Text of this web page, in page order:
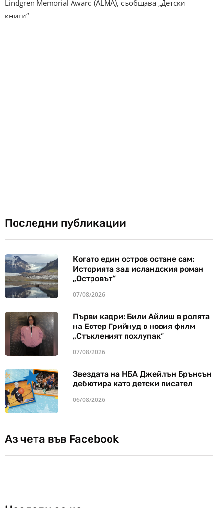
Lindgren Memorial Award (ALMA), съобщава „Детски
книги“….
Последни публикации
Когато един остров остане сам:
Историята зад исландския роман
„Островът“
07/08/2026
Първи кадри: Били Айлиш в ролята
на Естер Грийнуд в новия филм
„Стъкленият похлупак“
07/08/2026
Звездата на НБА Джейлън Брънсън
дебютира като детски писател
06/08/2026
Аз чета във Facebook